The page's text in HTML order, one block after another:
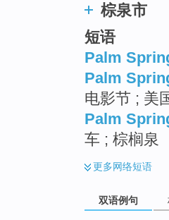
棕泉市
短语
Palm
Palm
电影节 ; 美
Palm
车 ; 棕榈泉
更多网络短语
双语例句